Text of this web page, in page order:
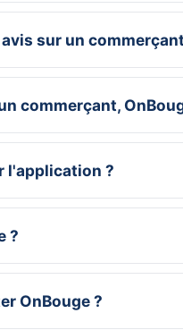
sur un
commerçant,
l'application ?
?
OnBouge ?